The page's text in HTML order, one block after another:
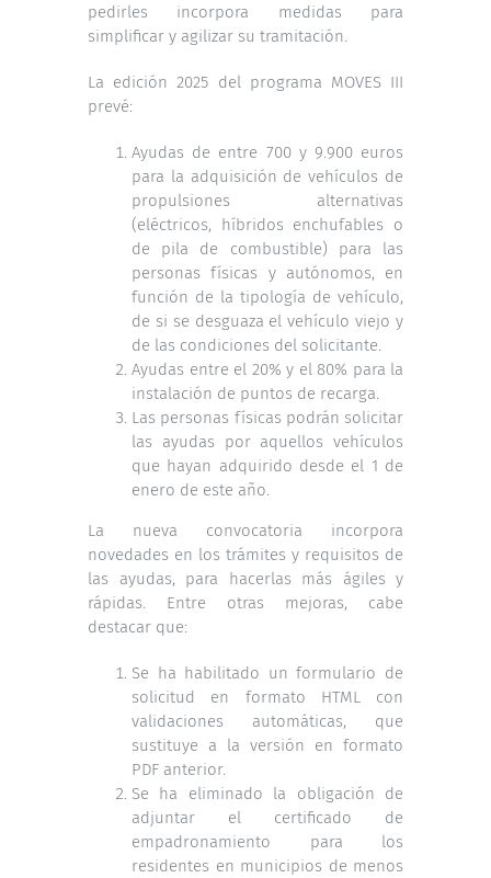
pedirles incorpora medidas para
simplificar y agilizar su tramitación.
La edición 2025 del programa MOVES III
prevé:
Ayudas de entre 700 y 9.900 euros
para la adquisición de vehículos de
propulsiones alternativas
(eléctricos, híbridos enchufables o
de pila de combustible) para las
personas físicas y autónomos, en
función de la tipología de vehículo,
de si se desguaza el vehículo viejo y
de las condiciones del solicitante.
Ayudas entre el 20% y el 80% para la
instalación de puntos de recarga.
Las personas físicas podrán solicitar
las ayudas por aquellos vehículos
que hayan adquirido desde el 1 de
enero de este año.
La nueva convocatoria incorpora
novedades en los trámites y requisitos de
las ayudas, para hacerlas más ágiles y
rápidas. Entre otras mejoras, cabe
destacar que:
Se ha habilitado un formulario de
solicitud en formato HTML con
validaciones automáticas, que
sustituye a la versión en formato
PDF anterior.
Se ha eliminado la obligación de
adjuntar el certificado de
empadronamiento para los
residentes en municipios de menos